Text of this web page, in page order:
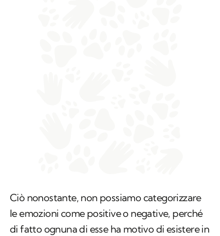
Ciò nonostante, non possiamo categorizzare
le emozioni come positive o negative, perché
di fatto ognuna di esse ha motivo di esistere in